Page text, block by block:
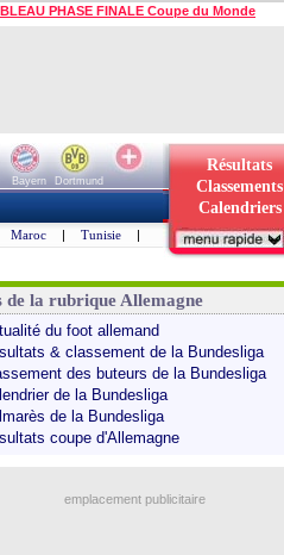
PHASE FINALE Coupe du Monde
Bayern
Dortmund
Résultats
Classements
Calendriers
Maroc | Tunisie |
de la rubrique Allemagne
du foot allemand
& classement de la Bundesliga
des buteurs de la Bundesliga
de la Bundesliga
de la Bundesliga
coupe d'Allemagne
emplacement publicitaire